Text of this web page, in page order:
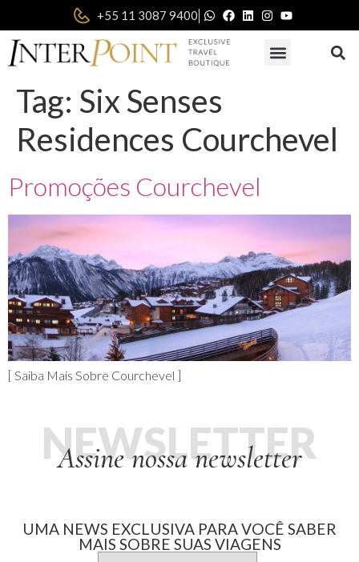
+55 11 3087 9400|
Tag: Six Senses
Residences Courchevel
Promoções Courchevel
[ Saiba Mais Sobre Courchevel ]
Assine nossa newsletter
NEWSLETTER
UMA NEWS EXCLUSIVA PARA VOCÊ SABER
MAIS SOBRE SUAS VIAGENS